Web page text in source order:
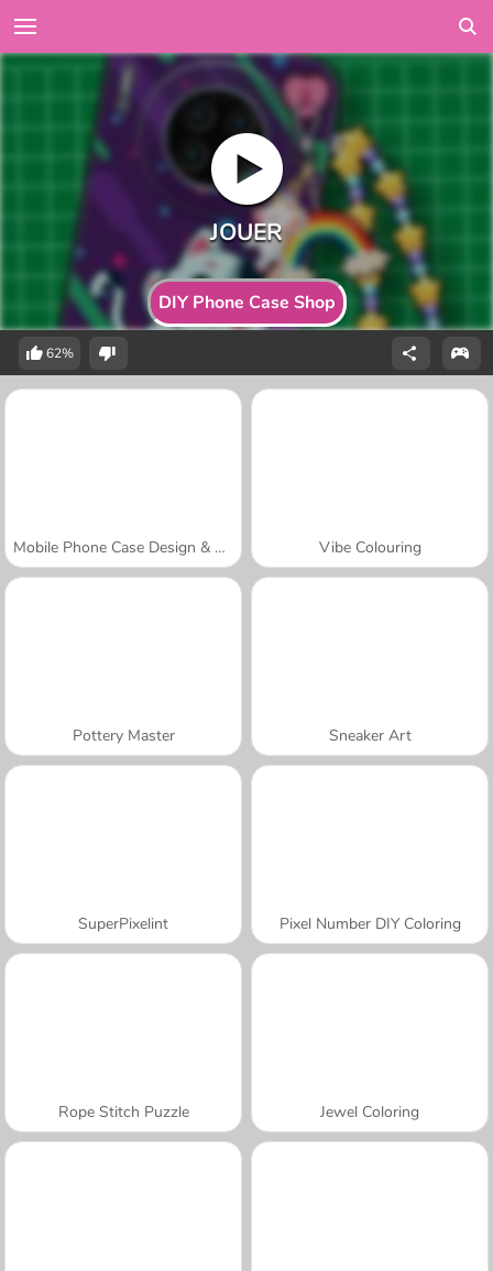
DIY Phone Case Shop
62%
Mobile Phone Case Design & DIY Vibe Colouring
Pottery Master Sneaker Art
SuperPixelint Pixel Number DIY Coloring
Rope Stitch Puzzle Jewel Coloring